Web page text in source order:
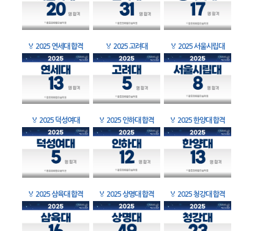
🏅 2025 연세대 합격 🏅 2025 고려대 🏅 2025 서울시립대
🏅 2025 덕성여대 🏅 2025 인하대 합격 🏅 2025 한양대 합격
🏅 2025 삼육대 합격 🏅 2025 상명대 합격 🏅 2025 청강대 합격